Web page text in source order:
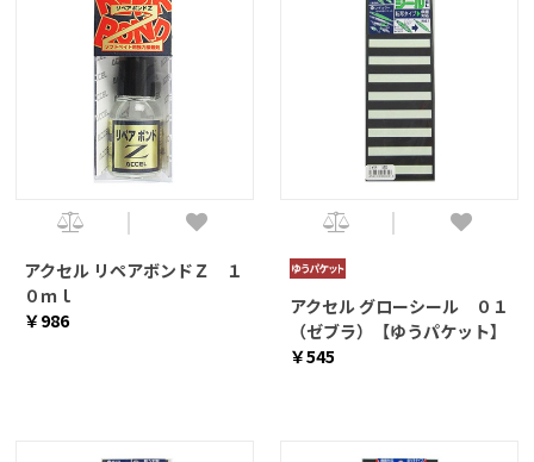
アクセル リペアボンドＺ １
０ｍｌ
￥986
アクセル グローシール ０１
（ゼブラ）【ゆうパケット】
￥545